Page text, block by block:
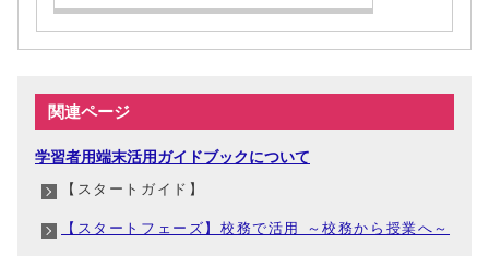
関連ページ
学習者用端末活用ガイドブックについて
【スタートガイド】
【スタートフェーズ】校務で活用 ～校務から授業へ～